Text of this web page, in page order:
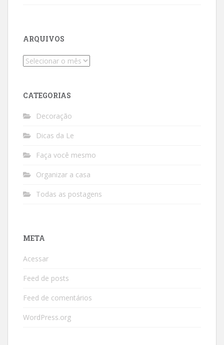
ARQUIVOS
Arquivos
CATEGORIAS
Decoração
Dicas da Le
Faça você mesmo
Organizar a casa
Todas as postagens
META
Acessar
Feed de posts
Feed de comentários
WordPress.org